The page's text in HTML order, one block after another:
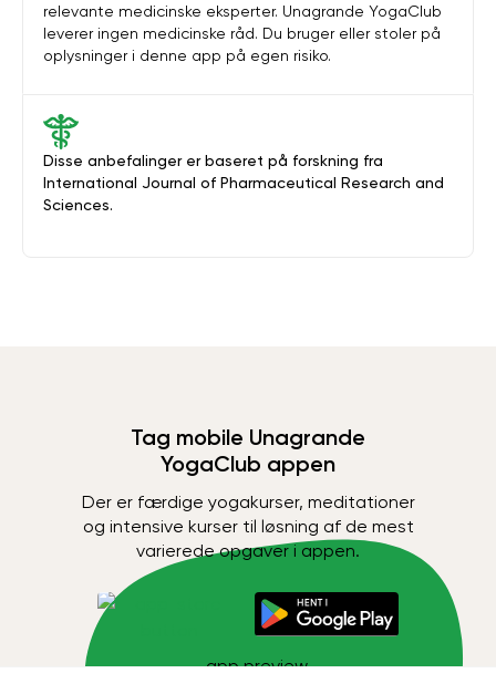
Disse anbefalinger er baseret på forskning fra
International Journal of Pharmaceutical Research and
Sciences.
relevante medicinske eksperter. Unagrande YogaClub
leverer ingen medicinske råd. Du bruger eller stoler på
oplysninger i denne app på egen risiko.
Tag mobile Unagrande
YogaClub appen
Der er færdige yogakurser, meditationer
og intensive kurser til løsning af de mest
varierede opgaver i appen.